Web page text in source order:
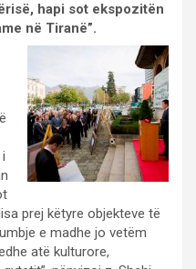
hapi sot ekspozitën
në Tiranë”.
prej këtyre objekteve të
e madhe jo vetëm
atë kulturore,